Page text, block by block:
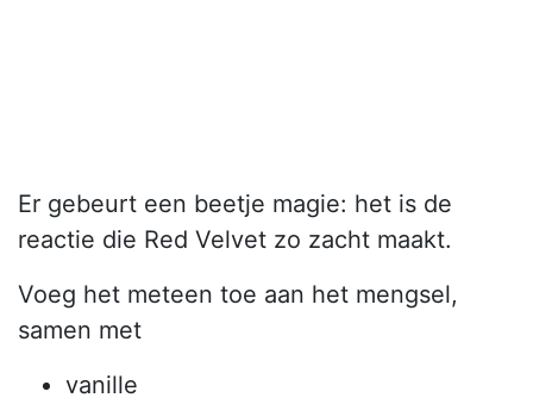
Er gebeurt een beetje magie: het is de
reactie die Red Velvet zo zacht maakt.
Voeg het meteen toe aan het mengsel,
samen met
vanille